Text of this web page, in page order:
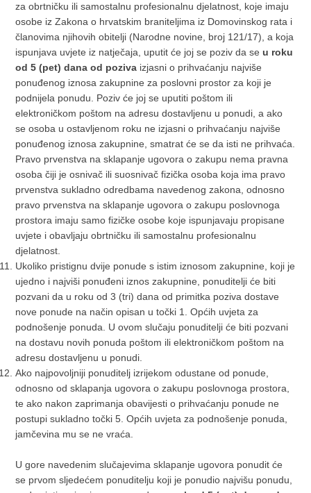
za obrtničku ili samostalnu profesionalnu djelatnost, koje imaju
osobe iz Zakona o hrvatskim braniteljima iz Domovinskog rata i
članovima njihovih obitelji (Narodne novine, broj 121/17), a koja
ispunjava uvjete iz natječaja, uputit će joj se poziv da seu roku
od 5 (pet) dana od poziva izjasni o prihvaćanju najviše
ponuđenog iznosa zakupnine za poslovni prostor za koji je
podnijela ponudu. Poziv će joj se uputiti poštom ili
elektroničkom poštom na adresu dostavljenu u ponudi, a ako
se osoba u ostavljenom roku ne izjasni o prihvaćanju najviše
ponuđenog iznosa zakupnine, smatrat će se da isti ne prihvaća.
Pravo prvenstva na sklapanje ugovora o zakupu nema pravna
osoba čiji je osnivač ili suosnivač fizička osoba koja ima pravo
prvenstva sukladno odredbama navedenog zakona, odnosno
pravo prvenstva na sklapanje ugovora o zakupu poslovnoga
prostora imaju samo fizičke osobe koje ispunjavaju propisane
uvjete i obavljaju obrtničku ili samostalnu profesionalnu
djelatnost.
Ukoliko pristignu dvije ponude s istim iznosom zakupnine, koji je
ujedno i najviši ponuđeni iznos zakupnine, ponuditelji će biti
pozvani da u roku od 3 (tri) dana od primitka poziva dostave
nove ponude na način opisan u točki 1. Općih uvjeta za
podnošenje ponuda. U ovom slučaju ponuditelji će biti pozvani
na dostavu novih ponuda poštom ili elektroničkom poštom na
adresu dostavljenu u ponudi.
Ako najpovoljniji ponuditelj izrijekom odustane od ponude,
odnosno od sklapanja ugovora o zakupu poslovnoga prostora,
te ako nakon zaprimanja obavijesti o prihvaćanju ponude ne
postupi sukladno točki 5. Općih uvjeta za podnošenje ponuda,
jamčevina mu se ne vraća.
U gore navedenim slučajevima sklapanje ugovora ponudit će
se prvom sljedećem ponuditelju koji je ponudio najvišu ponudu,